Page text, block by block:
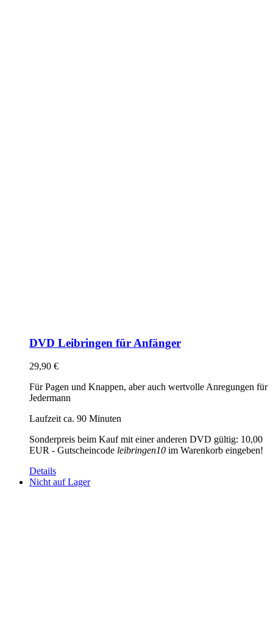
DVD Leibringen für Anfänger
29,90 €
Für Pagen und Knappen, aber auch wertvolle Anregungen für
Jedermann
Laufzeit ca. 90 Minuten
Sonderpreis beim Kauf mit einer anderen DVD gültig: 10,00
EUR - Gutscheincode leibringen10 im Warenkorb eingeben!
Details
Nicht auf Lager